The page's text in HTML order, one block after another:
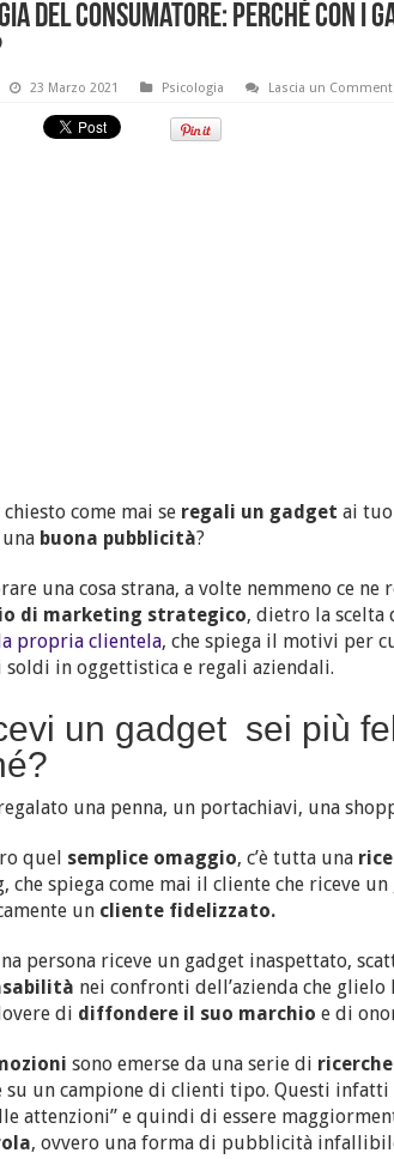
del consumatore: perchè con i
23 Marzo 2021 Psicologia Lascia un
come mai se regali un gadget ai
buona pubblicità?
una cosa strana, a volte nemmeno ce ne
di marketing strategico, dietro la scelta
propria clientela, che spiega il motivi per
in oggettistica e regali aziendali.
un gadget sei più
una penna, un portachiavi, una
quel semplice omaggio, c’è tutta una
che spiega come mai il cliente che riceve
un cliente fidelizzato.
persona riceve un gadget inaspettato,
nei confronti dell’azienda che
di diffondere il suo marchio e di
sono emerse da una serie di
un campione di clienti tipo. Questi infatti
attenzioni” e quindi di essere
, ovvero una forma di pubblicità